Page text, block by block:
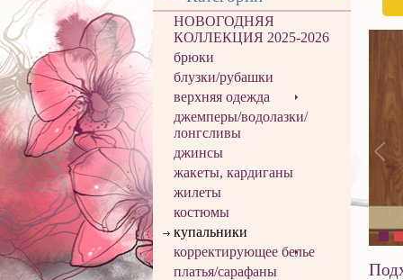
НОВОГОДНЯЯ
КОЛЛЕКЦИЯ 2025-2026
брюки
блузки/рубашки
верхняя одежда
джемперы/водолазки/
лонгсливы
джинсы
жакеты, кардиганы
жилеты
костюмы
купальники
корректирующее белье
платья/сарафаны